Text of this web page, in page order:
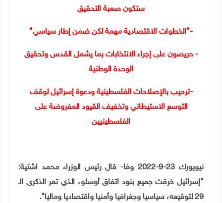
ستكون صعبة التحقيق
-
"الخطوات الاقتصادية مهمة لكن ضمن إطار سياسي"
- حريصون على إجراء الانتخابات بما يشمل القدس وتحقيق
الوحدة الوطنية
-ترحيب بالإصلاحات الفلسطينية ودعوة إسرائيل لوقف
التوسع الاستيطاني وتخفيف القيود المفروضة على
الفلسطينيين
نيويورك 23-9-2022 وفا- قال رئيس الوزراء محمد اشتية:
"إسرائيل خرقت جميع بنود اتفاق أوسلو، الذي تمر الذكرى الـ
29 لتوقيعه، سياسيا وجغرافيا وأمنيا واقتصاديا وماليا".